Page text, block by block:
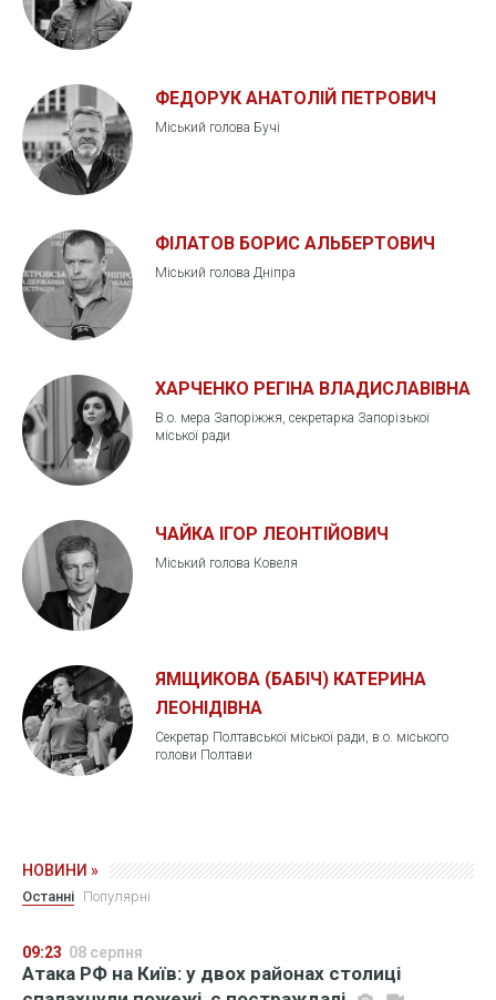
ФЕДОРУК АНАТОЛІЙ ПЕТРОВИЧ
Міський голова Бучі
ФІЛАТОВ БОРИС АЛЬБЕРТОВИЧ
Міський голова Дніпра
ХАРЧЕНКО РЕГІНА ВЛАДИСЛАВІВНА
В.о. мера Запоріжжя, секретарка Запорізької
міської ради
ЧАЙКА ІГОР ЛЕОНТІЙОВИЧ
Міський голова Ковеля
ЯМЩИКОВА (БАБІЧ) КАТЕРИНА
ЛЕОНІДІВНА
Секретар Полтавської міської ради, в.о. міського
голови Полтави
НОВИНИ »
Останні Популярні
09:23 08 серпня
Атака РФ на Київ: у двох районах столиці